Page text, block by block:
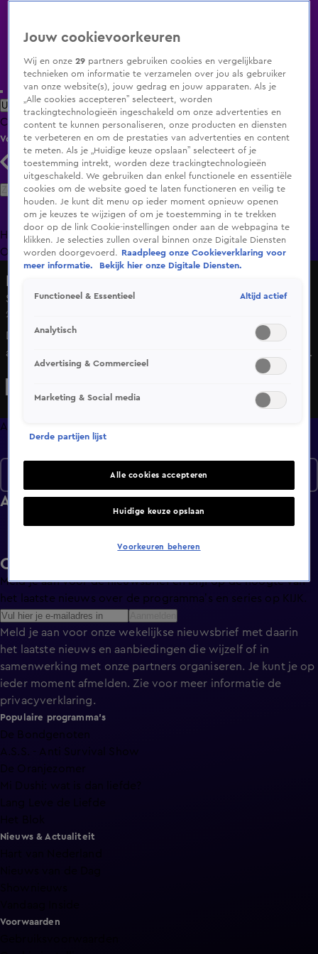
Uitzending Gemist Populaire programma's Zenders Genres
ClipsFilmsRadioSmart TV inlogShop
Volg KIJK
Zoeken
HomeUitzending Gemist Programma's De Bondgenoten
OranjezomerLivestreamsShop
Seizoen 5, aflevering 5
28 nov 2020, 16:35
De 38-jarige Catelijne schenkt vier jaar geleden haar nier
aan zoontje Ruben, die destijds nog maar 2,5 jaar oud is.
De Nierstichting is dan ook van grote waarde voor
Afleveringen
Afleveringen
Ontvang de KIJK-nieuwsbrief
Meld je aan voor de nieuwsbrief en blijf op de hoogte van
het laatste nieuws over de programma’s en series op KIJK.
Meld je aan voor onze wekelijkse nieuwsbrief met daarin
het laatste nieuws en aanbiedingen die wijzelf of in
samenwerking met onze partners organiseren. Je kunt je op
ieder moment afmelden. Zie voor meer informatie de
privacyverklaring.
Populaire programma's
De Bondgenoten
A.S.S. - Anti Survival Show
De Oranjezomer
Mi Dushi: wat is dan liefde?
Lang Leve de Liefde
Het Blok
Nieuws & Actualiteit
Voorwaarden
Jouw cookievoorkeuren
Wij en onze29 partners gebruiken cookies en vergelijkbare
technieken om informatie te verzamelen over jou als gebruiker
van onze website(s), jouw gedrag en jouw apparaten. Als je
„Alle cookies accepteren” selecteert, worden
trackingtechnologieën ingeschakeld om onze advertenties en
content te kunnen personaliseren, onze producten en diensten
te verbeteren en om de prestaties van advertenties en content
te meten. Als je „Huidige keuze opslaan” selecteert of je
toestemming intrekt, worden deze trackingtechnologieën
uitgeschakeld. We gebruiken dan enkel functionele en essentiële
cookies om de website goed te laten functioneren en veilig te
houden. Je kunt dit menu op ieder moment opnieuw openen
om je keuzes te wijzigen of om je toestemming in te trekken
door op de link Cookie-instellingen onder aan de webpagina te
klikken. Je selecties zullen overal binnen onze Digitale Diensten
worden doorgevoerd.
Raadpleeg onze Cookieverklaring voor
meer informatie.
Bekijk hier onze Digitale Diensten.
Functioneel & Essentieel Altijd actief
Analytisch
Advertising & Commercieel
Marketing & Social media
Derde partijen lijst
Alle cookies accepteren
Huidige keuze opslaan
Voorkeuren beheren